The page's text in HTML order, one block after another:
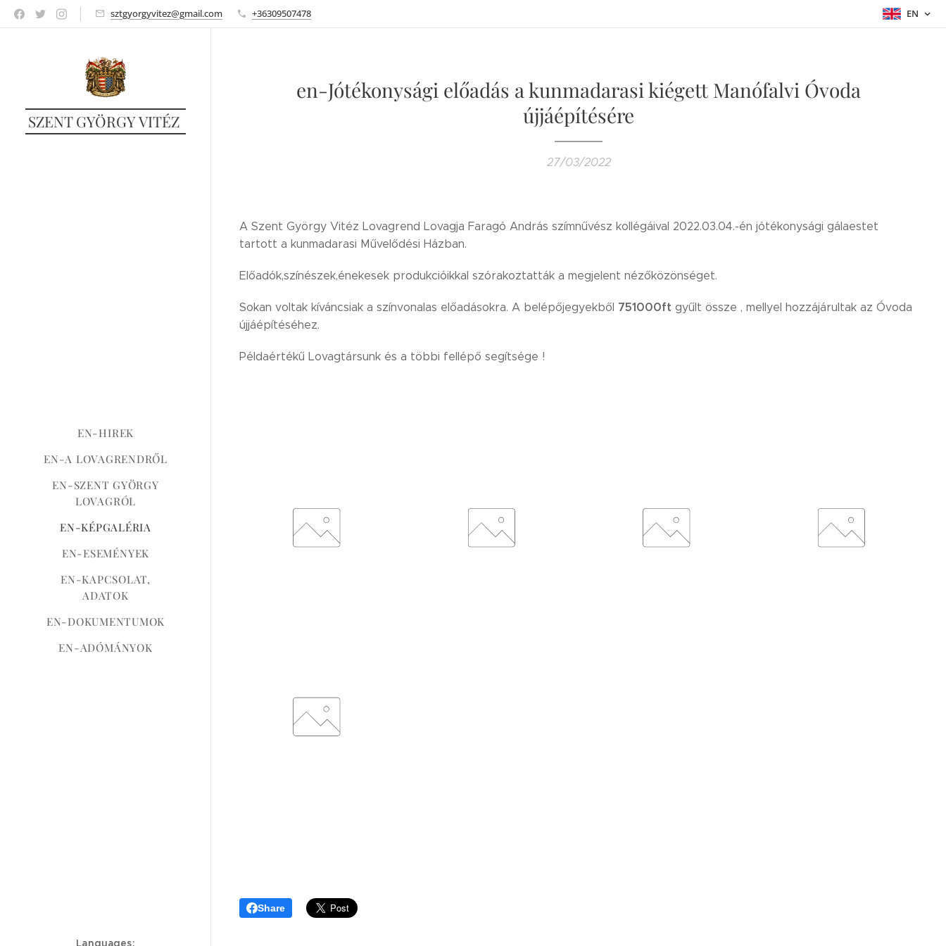
sztgyorgyvitez@gmail.com +36309507478 EN
SZENT GYÖRGY VITÉZ
EN-HIREK
EN-A LOVAGRENDRŐL
EN-SZENT GYÖRGY
LOVAGRÓL
EN-KÉPGALÉRIA
EN-ESEMÉNYEK
EN-KAPCSOLAT,
ADATOK
EN-DOKUMENTUMOK
EN-ADÓMÁNYOK
en-Jótékonysági előadás a kunmadarasi kiégett Manófalvi Óvoda
újjáépítésére
27/03/2022
A Szent György Vitéz Lovagrend Lovagja Faragó András szímnűvész kollégáival 2022.03.04.-én jótékonysági gálaestet
tartott a kunmadarasi Művelődési Házban.
Előadók,színészek,énekesek produkcióikkal szórakoztatták a megjelent nézőközönséget.
Sokan voltak kíváncsiak a színvonalas előadásokra. A belépőjegyekből 751000ft gyűlt össze , mellyel hozzájárultak az Óvoda
újjáépítéséhez.
Példaértékű Lovagtársunk és a többi fellépő segítsége !
Share
Languages